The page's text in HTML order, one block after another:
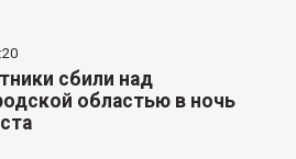
сбили над
областью в ночь